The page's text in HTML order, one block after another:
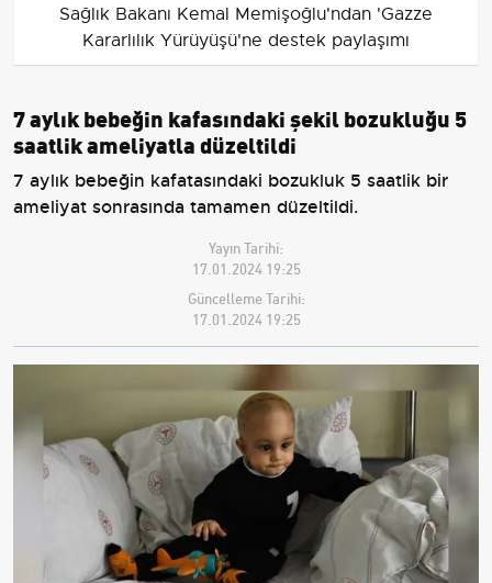
Sağlık Bakanı Kemal Memişoğlu'ndan 'Gazze
Kararlılık Yürüyüşü'ne destek paylaşımı
7 aylık bebeğin kafasındaki şekil bozukluğu 5
saatlik ameliyatla düzeltildi
7 aylık bebeğin kafatasındaki bozukluk 5 saatlik bir
ameliyat sonrasında tamamen düzeltildi.
Yayın Tarihi:
17.01.2024 19:25
Güncelleme Tarihi:
17.01.2024 19:25